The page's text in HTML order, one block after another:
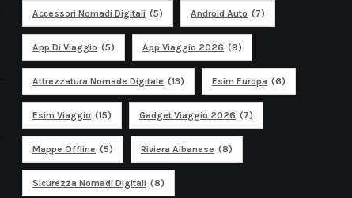
Accessori Nomadi Digitali (5) Android Auto (7)
App Di Viaggio (5) App Viaggio 2026 (9)
Attrezzatura Nomade Digitale (13) Esim Europa (6)
Esim Viaggio (15) Gadget Viaggio 2026 (7)
Mappe Offline (5) Riviera Albanese (8)
Sicurezza Nomadi Digitali (8)